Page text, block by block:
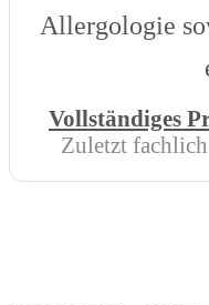
Allergologie
Vollständiges
Zuletzt